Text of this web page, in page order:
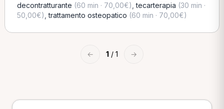
decontratturante (60 min · 70,00€) ,tecarterapia (30 min ·
50,00€) ,trattamento osteopatico (60 min · 70,00€)
← 1 / 1 →